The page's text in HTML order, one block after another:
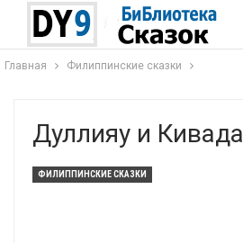
Главная Филиппинские сказки
Дуллияу и Кивада
ФИЛИППИНСКИЕ СКАЗКИ